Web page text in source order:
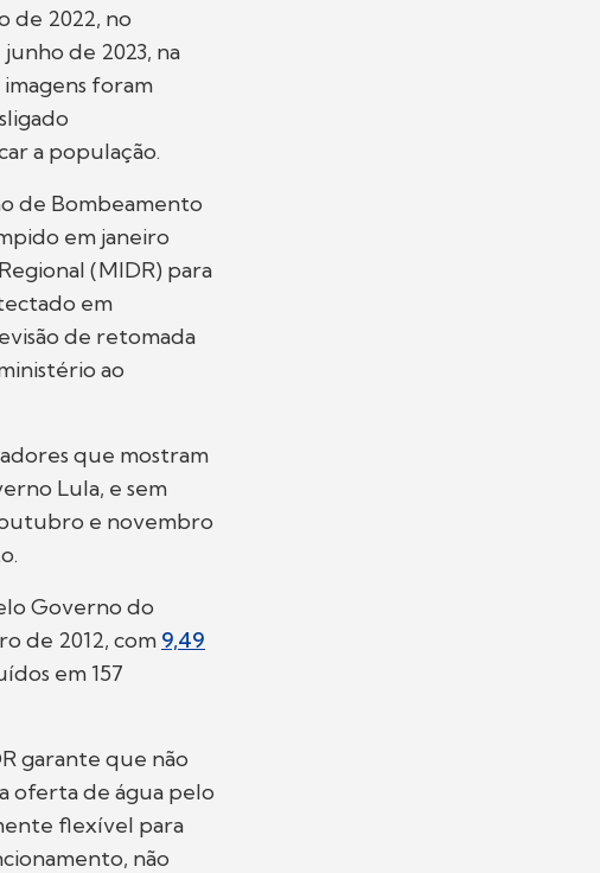
de 2022, no
de 2023, na
foram
a população.
de Bombeamento
em janeiro
(MIDR) para
em
de retomada
ao
que mostram
Lula, e sem
e novembro
Governo do
de 2012, com 9,49
em 157
garante que não
oferta de água pelo
flexível para
não